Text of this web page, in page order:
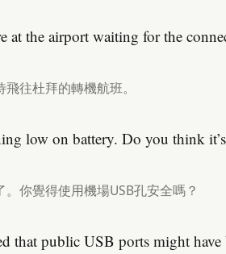
at the airport waiting for the
往杜拜的轉機航班。
low on battery. Do you think
你覺得使用機場USB孔安全嗎？
that public USB ports might have